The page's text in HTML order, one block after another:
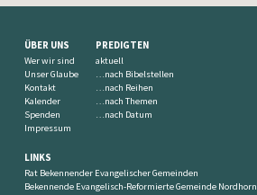
ÜBER UNS
Wer wir sind
Unser Glaube
Kontakt
Kalender
Spenden
Impressum
PREDIGTEN
aktuell
…nach Bibelstellen
…nach Reihen
…nach Themen
…nach Datum
LINKS
Rat Bekennender Evangelischer Gemeinden
Bekennende Evangelisch-Reformierte Gemeinde Nordhorn